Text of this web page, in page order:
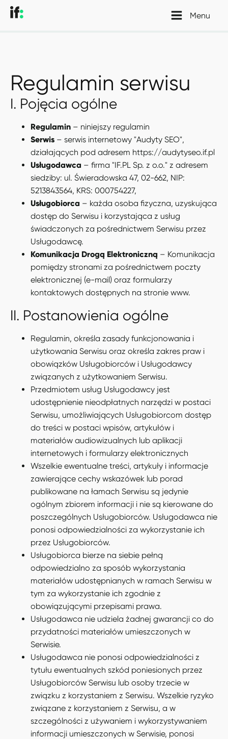
Menu
Regulamin serwisu
I. Pojęcia ogólne
Regulamin – niniejszy regulamin
Serwis – serwis internetowy "Audyty SEO",
działających pod adresem https://audytyseo.if.pl
Usługodawca – firma "IF.PL Sp. z o.o." z adresem
siedziby: ul. Świeradowska 47, 02-662, NIP:
5213843564, KRS: 000754227,
Usługobiorca – każda osoba fizyczna, uzyskująca
dostęp do Serwisu i korzystająca z usług
świadczonych za pośrednictwem Serwisu przez
Usługodawcę.
Komunikacja Drogą Elektroniczną – Komunikacja
pomiędzy stronami za pośrednictwem poczty
elektronicznej (e-mail) oraz formularzy
kontaktowych dostępnych na stronie www.
II. Postanowienia ogólne
Regulamin, określa zasady funkcjonowania i
użytkowania Serwisu oraz określa zakres praw i
obowiązków Usługobiorców i Usługodawcy
związanych z użytkowaniem Serwisu.
Przedmiotem usług Usługodawcy jest
udostępnienie nieodpłatnych narzędzi w postaci
Serwisu, umożliwiających Usługobiorcom dostęp
do treści w postaci wpisów, artykułów i
materiałów audiowizualnych lub aplikacji
internetowych i formularzy elektronicznych
Wszelkie ewentualne treści, artykuły i informacje
zawierające cechy wskazówek lub porad
publikowane na łamach Serwisu są jedynie
ogólnym zbiorem informacji i nie są kierowane do
poszczególnych Usługobiorców. Usługodawca nie
ponosi odpowiedzialności za wykorzystanie ich
przez Usługobiorców.
Usługobiorca bierze na siebie pełną
odpowiedzialno za sposób wykorzystania
materiałów udostępnianych w ramach Serwisu w
tym za wykorzystanie ich zgodnie z
obowiązującymi przepisami prawa.
Usługodawca nie udziela żadnej gwarancji co do
przydatności materiałów umieszczonych w
Serwisie.
Usługodawca nie ponosi odpowiedzialności z
tytułu ewentualnych szkód poniesionych przez
Usługobiorców Serwisu lub osoby trzecie w
związku z korzystaniem z Serwisu. Wszelkie ryzyko
związane z korzystaniem z Serwisu, a w
szczególności z używaniem i wykorzystywaniem
informacji umieszczonych w Serwisie, ponosi